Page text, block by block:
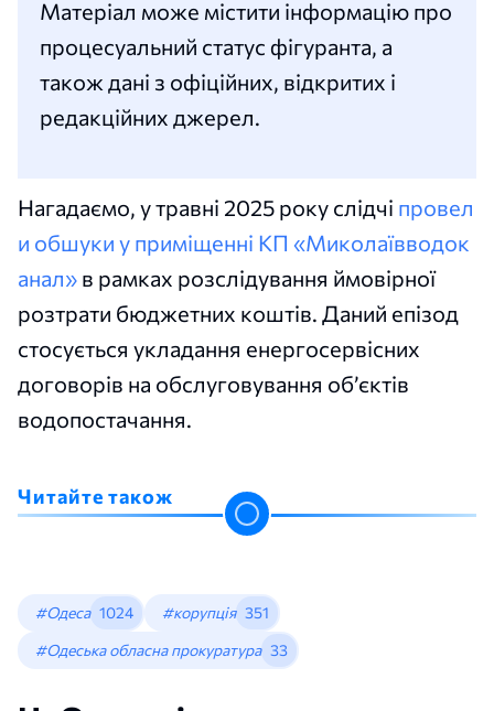
Матеріал може містити інформацію про
процесуальний статус фігуранта, а
також дані з офіційних, відкритих і
редакційних джерел.
Нагадаємо, у травні 2025 року слідчі провел
и обшуки у приміщенні КП «Миколаївводок
анал» в рамках розслідування ймовірної
розтрати бюджетних коштів. Даний епізод
стосується укладання енергосервісних
договорів на обслуговування об’єктів
водопостачання.
Читайте також
#Одеса 1024 #корупція 351
#Одеська обласна прокуратура 33